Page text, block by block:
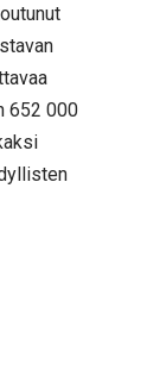
652 000